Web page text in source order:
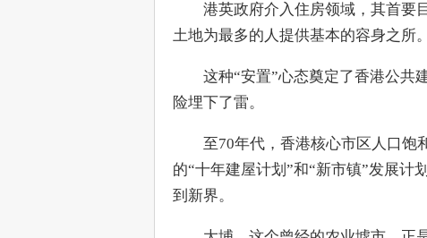
港英政府介入住房领域，其首要目
土地为最多的人提供基本的容身之所。
这种“安置”心态奠定了香港公共建
险埋下了雷。
至70年代，香港核心市区人口饱
的“十年建屋计划”和“新市镇”发展计
到新界。